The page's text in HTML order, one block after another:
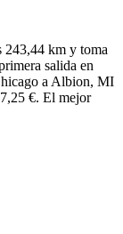
243,44 km y toma
salida en
a Albion, MI
€. El mejor